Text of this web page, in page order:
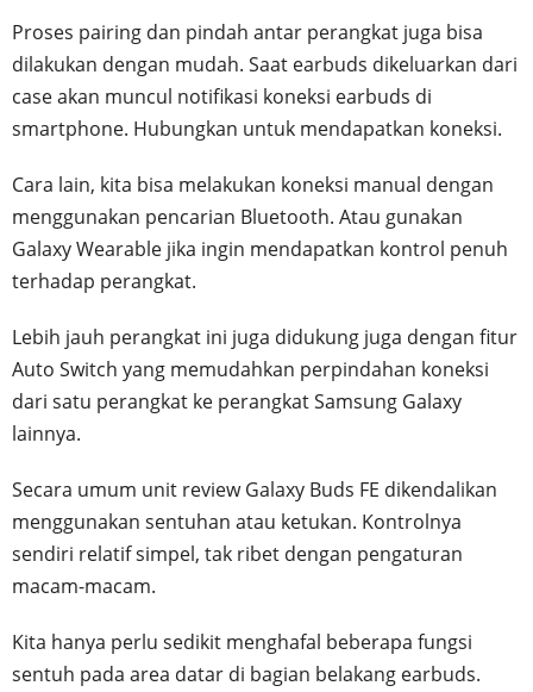
Proses pairing dan pindah antar perangkat juga bisa
dilakukan dengan mudah. Saat earbuds dikeluarkan dari
case akan muncul notifikasi koneksi earbuds di
smartphone. Hubungkan untuk mendapatkan koneksi.
Cara lain, kita bisa melakukan koneksi manual dengan
menggunakan pencarian Bluetooth. Atau gunakan
Galaxy Wearable jika ingin mendapatkan kontrol penuh
terhadap perangkat.
Lebih jauh perangkat ini juga didukung juga dengan fitur
Auto Switch yang memudahkan perpindahan koneksi
dari satu perangkat ke perangkat Samsung Galaxy
lainnya.
Secara umum unit review Galaxy Buds FE dikendalikan
menggunakan sentuhan atau ketukan. Kontrolnya
sendiri relatif simpel, tak ribet dengan pengaturan
macam-macam.
Kita hanya perlu sedikit menghafal beberapa fungsi
sentuh pada area datar di bagian belakang earbuds.